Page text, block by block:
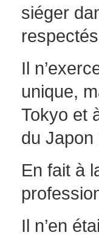
siéger
Il
unique,
Tokyo et
du Japon
En fait à
Il n’en